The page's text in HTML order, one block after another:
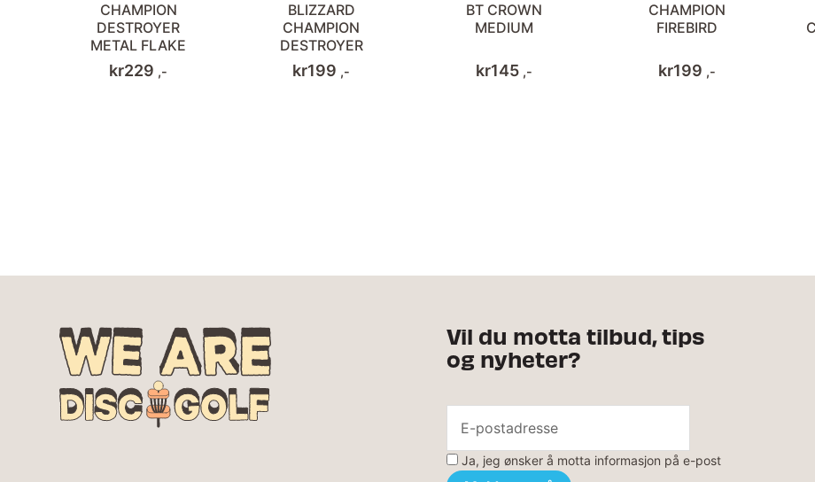
CHAMPION
DESTROYER
METAL FLAKE
kr229 ,-
BLIZZARD
CHAMPION
DESTROYER
kr199 ,-
BT CROWN
MEDIUM
kr145 ,-
CHAMPION
FIREBIRD
kr199 ,-
Vil du motta tilbud, tips
og nyheter?
Ja, jeg ønsker å motta informasjon på e-post